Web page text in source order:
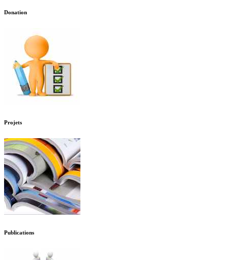
Donation
Projets
Publications